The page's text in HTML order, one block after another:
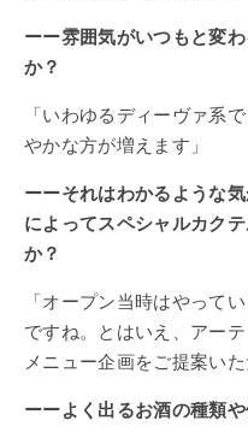
ーー雰囲気がいつもと変
か？
「いわゆるディーヴァ系
やかな方が増えます」
ーーそれはわかるような
によってスペシャルカク
か？
「オープン当時はやって
ですね。とはいえ、アー
メニュー企画をご提案い
ーーよく出るお酒の種類